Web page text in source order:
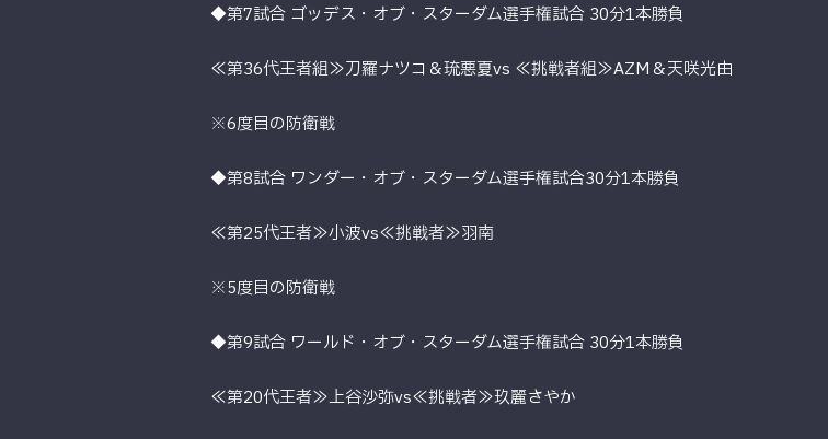
◆第7試合 ゴッデス・オブ・スターダム選手権試合 30分1本勝負
≪第36代王者組≫刀羅ナツコ＆琉悪夏vs ≪挑戦者組≫AZM＆天咲光由
※6度目の防衛戦
◆第8試合 ワンダー・オブ・スターダム選手権試合30分1本勝負
≪第25代王者≫小波vs≪挑戦者≫羽南
※5度目の防衛戦
◆第9試合 ワールド・オブ・スターダム選手権試合 30分1本勝負
≪第20代王者≫上谷沙弥vs≪挑戦者≫玖麗さやか